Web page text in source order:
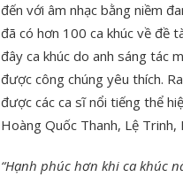
đến với âm nhạc bằng niềm
đã có hơn 100 ca khúc về đề
đây ca khúc do anh sáng tác
được công chúng yêu thích.
được các ca sĩ nổi tiếng thể
Hoàng Quốc Thanh, Lệ
“Hạnh phúc hơn khi ca khúc